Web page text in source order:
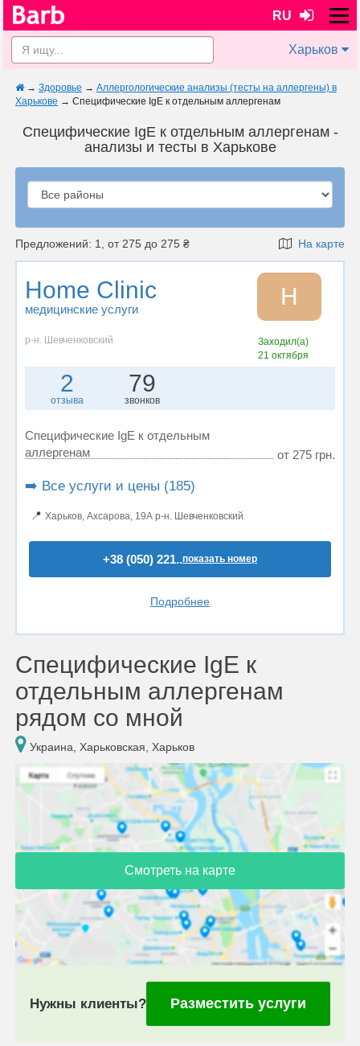
RU
Харьков
→ Здоровье → Аллергологические анализы (тесты на аллергены) в
Харькове → Специфические IgE к отдельным аллергенам
Специфические IgE к отдельным аллергенам -
анализы и тесты в Харькове
Предложений: 1, от 275 до 275 ₴ На карте
Home Clinic
медицинские услуги H
р-н. Шевченковский
Заходил(а)
21 октября
2
отзыва
79
звонков
Специфические IgE к отдельным
аллергенам
от 275 грн.
➡️ Все услуги и цены (185)
📍 Харьков, Ахсарова, 19А р-н. Шевченковский
+38 (050) 221..показать номер
Подробнее
Специфические IgE к
отдельным аллергенам
рядом со мной
Украина, Харьковская, Харьков
Смотреть на карте
Нужны клиенты? Разместить услуги